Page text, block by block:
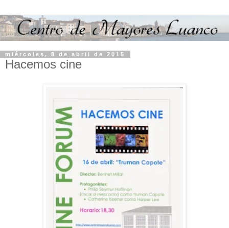
miércoles, 8 de abril de 2015
Hacemos cine